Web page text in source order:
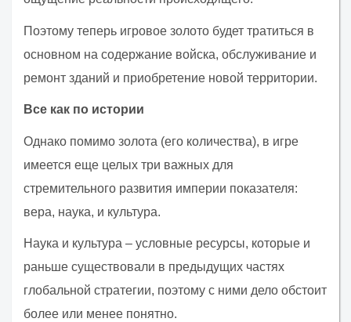
Поэтому теперь игровое золото будет тратиться в
основном на содержание войска, обслуживание и
ремонт зданий и приобретение новой территории.
Все как по истории
Однако помимо золота (его количества), в игре
имеется еще целых три важных для
стремительного развития империи показателя:
вера, наука, и культура.
Наука и культура – условные ресурсы, которые и
раньше существовали в предыдущих частях
глобальной стратегии, поэтому с ними дело обстоит
более или менее понятно.